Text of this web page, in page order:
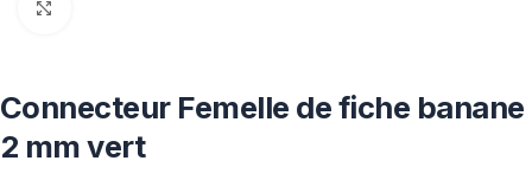
Connecteur Femelle de fiche banane
2 mm vert